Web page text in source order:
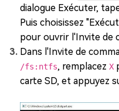
dialogue Exécuter,
Puis choisissez
pour ouvrir l'Invite de
Dans l'Invite de
/fs:ntfs, remplacez X
carte SD, et appuyez